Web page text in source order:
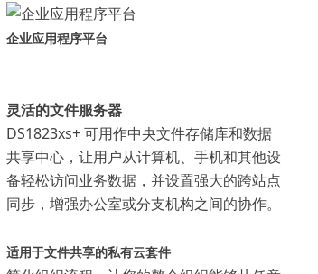
企业应用程序平台
灵活的文件服务器
DS1823xs+ 可用作中央文件存储库和数据
共享中心，让用户从计算机、手机和其他设
备轻松访问业务数据，并设置强大的跨站点
同步，增强办公室或分支机构之间的协作。
适用于文件共享的私有云套件